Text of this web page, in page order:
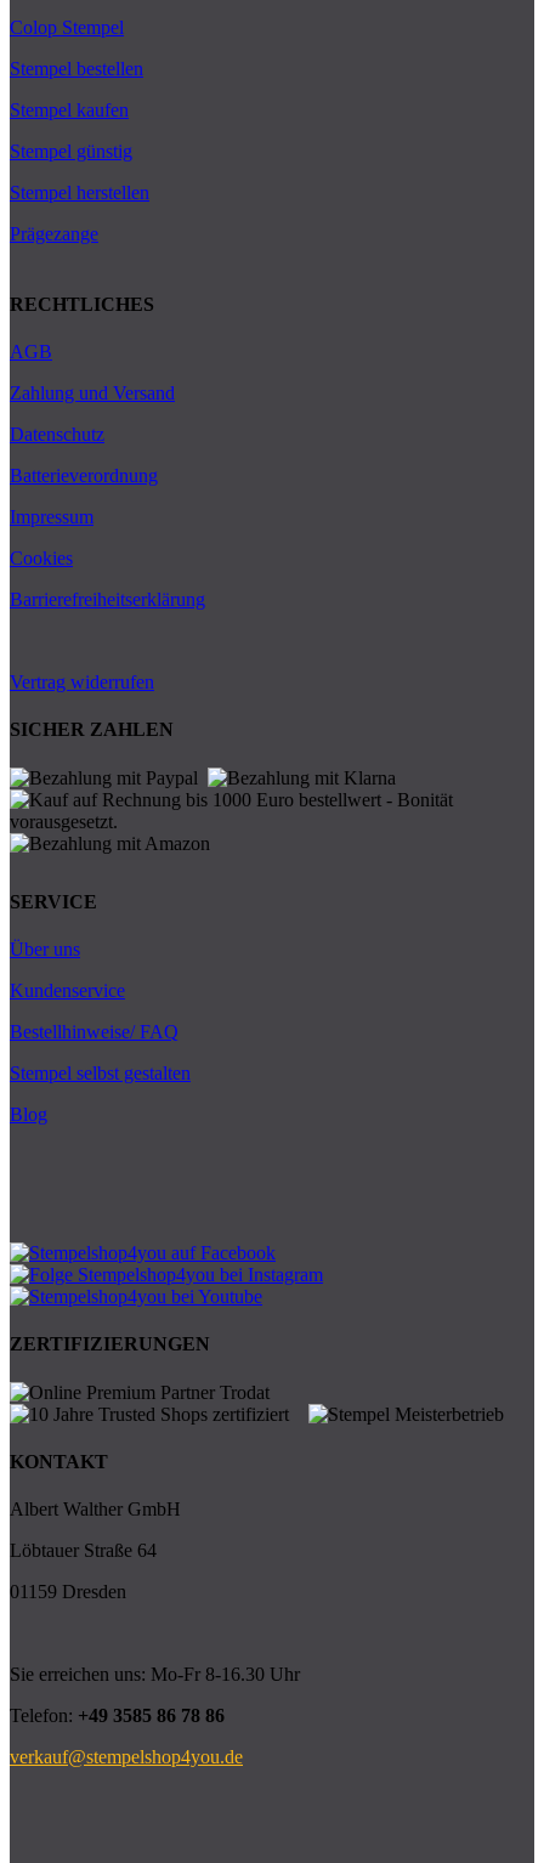
Colop Stempel
Stempel bestellen
Stempel kaufen
Stempel günstig
Stempel herstellen
Prägezange
RECHTLICHES
AGB
Zahlung und Versand
Datenschutz
Batterieverordnung
Impressum
Cookies
Barrierefreiheitserklärung
Vertrag widerrufen
SICHER ZAHLEN
SERVICE
Über uns
Kundenservice
Bestellhinweise/ FAQ
Stempel selbst gestalten
Blog
ZERTIFIZIERUNGEN
KONTAKT
Albert Walther GmbH
Löbtauer Straße 64
01159 Dresden
Sie erreichen uns: Mo-Fr 8-16.30 Uhr
Telefon: +49 3585 86 78 86
verkauf@stempelshop4you.de